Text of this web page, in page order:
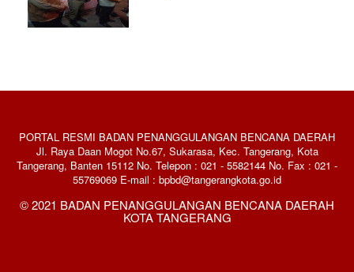
PORTAL RESMI BADAN PENANGGULANGAN BENCANA DAERAH
Jl. Raya Daan Mogot No.67, Sukarasa, Kec. Tangerang, Kota
Tangerang, Banten 15112 No. Telepon : 021 - 5582144 No. Fax : 021 -
55769069 E-mail : bpbd@tangerangkota.go.id
© 2021 BADAN PENANGGULANGAN BENCANA DAERAH
KOTA TANGERANG